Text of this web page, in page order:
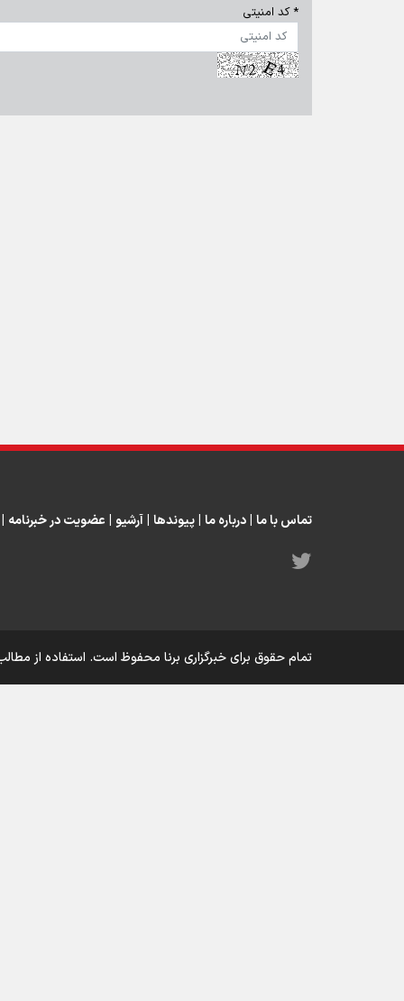
* کد امنیتی
تماس با ما درباره ما پیوندها آرشیو عضویت در خبرنامه
تمام حقوق برای خبرگزاری برنا محفوظ است. استفاده از